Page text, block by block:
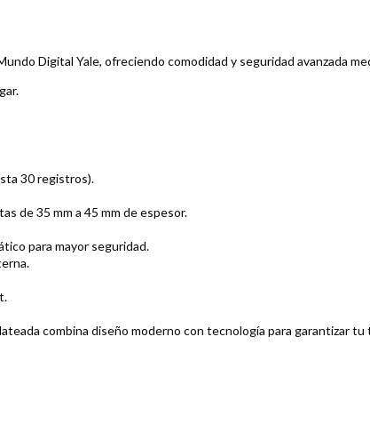
Digital Yale, ofreciendo comodidad y seguridad avanzada
30 registros).
de 35 mm a 45 mm de espesor.
para mayor seguridad.
combina diseño moderno con tecnología para garantizar